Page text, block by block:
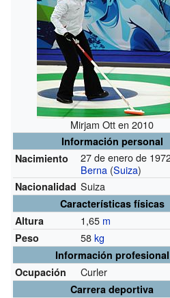
Mirjam Ott en 2010
Información personal
Nacimiento
27 de enero de
Berna (Suiza)
Nacionalidad Suiza
Características físicas
Altura
1,65 m
Peso 58kg
Información profesional
Ocupación
Curler
Carrera deportiva